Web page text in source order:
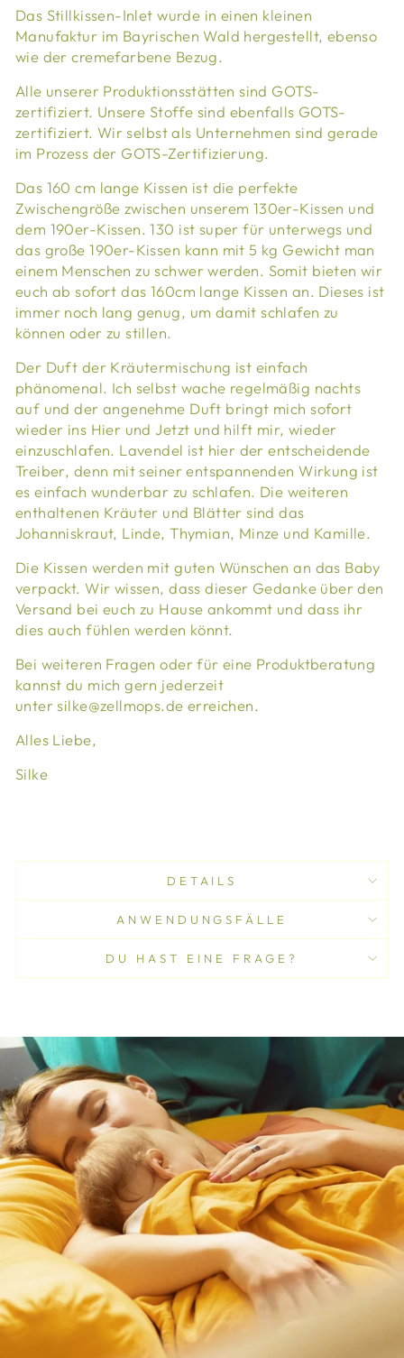
Das Stillkissen-Inlet wurde in einen kleinen
Manufaktur im Bayrischen Wald hergestellt, ebenso
wie der cremefarbene Bezug.
Alle unserer Produktionsstätten sind GOTS-
zertifiziert. Unsere Stoffe sind ebenfalls GOTS-
zertifiziert. Wir selbst als Unternehmen sind gerade
im Prozess der GOTS-Zertifizierung.
Das 160 cm lange Kissen ist die perfekte
Zwischengröße zwischen unserem 130er-Kissen und
dem 190er-Kissen. 130 ist super für unterwegs und
das große 190er-Kissen kann mit 5 kg Gewicht man
einem Menschen zu schwer werden. Somit bieten wir
euch ab sofort das 160cm lange Kissen an. Dieses ist
immer noch lang genug, um damit schlafen zu
können oder zu stillen.
Der Duft der Kräutermischung ist einfach
phänomenal. Ich selbst wache regelmäßig nachts
auf und der angenehme Duft bringt mich sofort
wieder ins Hier und Jetzt und hilft mir, wieder
einzuschlafen. Lavendel ist hier der entscheidende
Treiber, denn mit seiner entspannenden Wirkung ist
es einfach wunderbar zu schlafen. Die weiteren
enthaltenen Kräuter und Blätter sind das
Johanniskraut, Linde, Thymian, Minze und Kamille.
Die Kissen werden mit guten Wünschen an das Baby
verpackt. Wir wissen, dass dieser Gedanke über den
Versand bei euch zu Hause ankommt und dass ihr
dies auch fühlen werden könnt.
Bei weiteren Fragen oder für eine Produktberatung
kannst du mich gern jederzeit
unter silke@zellmops.de erreichen.
Alles Liebe,
Silke
DETAILS
ANWENDUNGSFÄLLE
DU HAST EINE FRAGE?